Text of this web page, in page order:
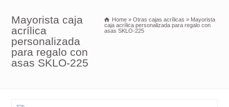
Mayorista caja
acrílica
personalizada
para regalo con
asas SKLO-225
Home » Otras cajas acrílicas » Mayorista
caja acrílica personalizada para regalo con
asas SKLO-225